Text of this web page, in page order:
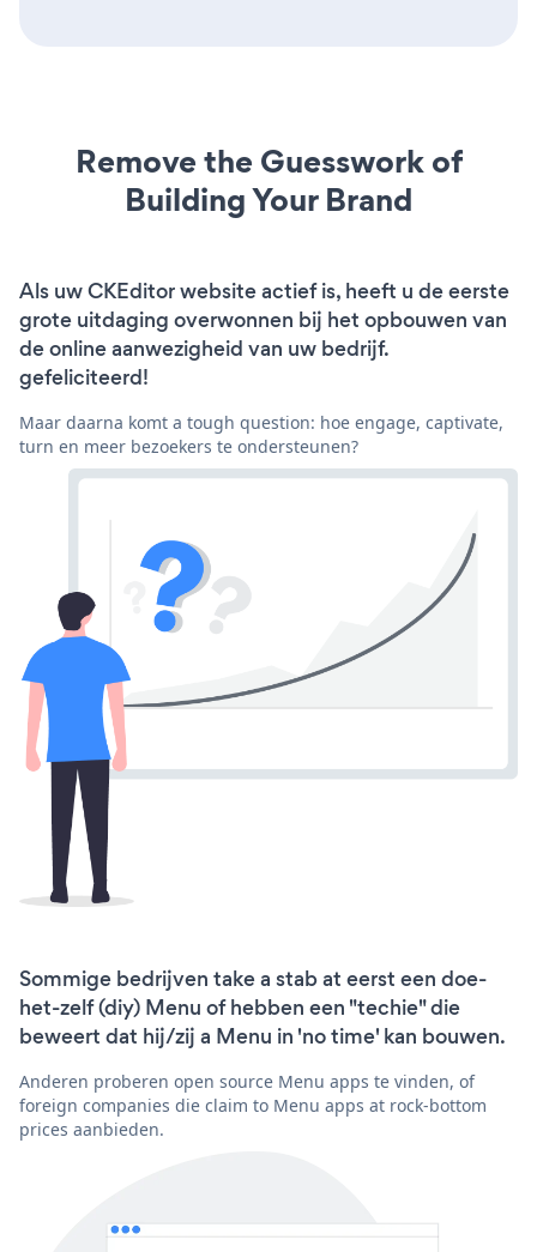
Remove the Guesswork of
Building Your Brand
Als uw CKEditor website actief is, heeft u de eerste
grote uitdaging overwonnen bij het opbouwen van
de online aanwezigheid van uw bedrijf.
gefeliciteerd!
Maar daarna komt a tough question: hoe engage, captivate,
turn en meer bezoekers te ondersteunen?
Sommige bedrijven take a stab at eerst een doe-
het-zelf (diy) Menu of hebben een "techie" die
beweert dat hij/zij a Menu in 'no time' kan bouwen.
Anderen proberen open source Menu apps te vinden, of
foreign companies die claim to Menu apps at rock-bottom
prices aanbieden.